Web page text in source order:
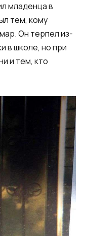
младенца в
тем, кому
Он терпел из-
в школе, но при
и тем, кто